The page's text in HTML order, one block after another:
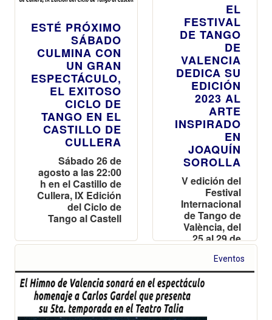
ESTÉ PRÓXIMO
SÁBADO
CULMINA CON
UN GRAN
ESPECTÁCULO,
EL EXITOSO
CICLO DE
TANGO EN EL
CASTILLO DE
CULLERA
Sábado 26 de
agosto a las 22:00
h en el Castillo de
Cullera, IX Edición
del Ciclo de
Tango al Castell
EL
FESTIVAL
DE TANGO
DE
VALENCIA
DEDICA SU
EDICIÓN
2023 AL
ARTE
INSPIRADO
EN
JOAQUÍN
SOROLLA
V edición del
Festival
Internacional
de Tango de
València, del
25 al 29 de
en varios
espacios
emblemáticos
Eventos